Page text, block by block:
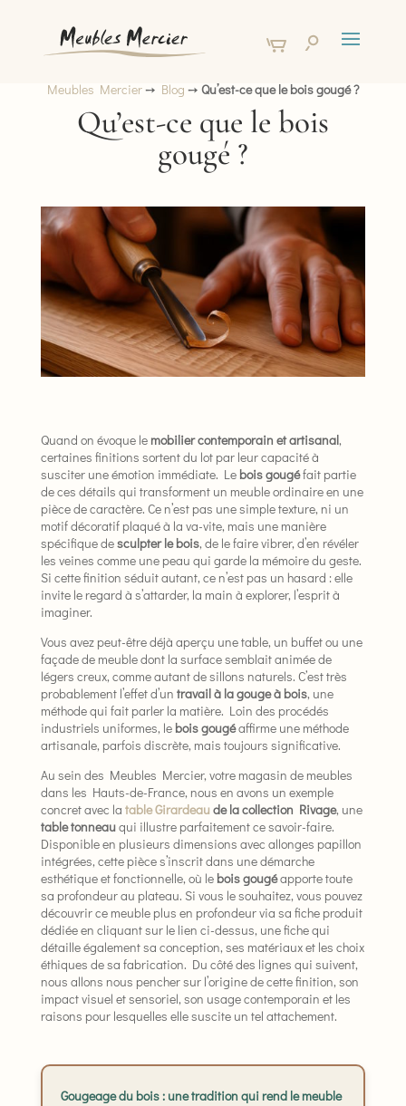
Meubles Mercier➙ Blog ➙ Qu’est-ce que le bois gougé ?
Qu’est-ce que le bois
gougé ?
Quand on évoque le mobilier contemporain et artisanal,
certaines finitions sortent du lot par leur capacité à
susciter une émotion immédiate. Le bois gougéfait partie
de ces détails qui transforment un meuble ordinaire en une
pièce de caractère. Ce n’est pas une simple texture, ni un
motif décoratif plaqué à la va-vite, mais une manière
spécifique desculpter le bois, de le faire vibrer, d’en révéler
les veines comme une peau qui garde la mémoire du geste.
Si cette finition séduit autant, ce n’est pas un hasard : elle
invite le regard à s’attarder, la main à explorer, l’esprit à
imaginer.
Vous avez peut-être déjà aperçu une table, un buffet ou une
façade de meuble dont la surface semblait animée de
légers creux, comme autant de sillons naturels. C’est très
probablement l’effet d’un travail à la gouge à bois, une
méthode qui fait parler la matière. Loin des procédés
industriels uniformes, le bois gougéaffirme une méthode
artisanale, parfois discrète, mais toujours significative.
Au sein des Meubles Mercier, votre magasin de meubles
dans les Hauts-de-France, nous en avons un exemple
concret avec la table Girardeau de la collection Rivage, une
table tonneauqui illustre parfaitement ce savoir-faire.
Disponible en plusieurs dimensions avec allonges papillon
intégrées, cette pièce s’inscrit dans une démarche
esthétique et fonctionnelle, où le bois gougéapporte toute
sa profondeur au plateau. Si vous le souhaitez, vous pouvez
découvrir ce meuble plus en profondeur via sa fiche produit
dédiée en cliquant sur le lien ci-dessus, une fiche qui
détaille également sa conception, ses matériaux et les choix
éthiques de sa fabrication. Du côté des lignes qui suivent,
nous allons nous pencher sur l’origine de cette finition, son
impact visuel et sensoriel, son usage contemporain et les
raisons pour lesquelles elle suscite un tel attachement.
Gougeage du bois : une tradition qui rend le meuble